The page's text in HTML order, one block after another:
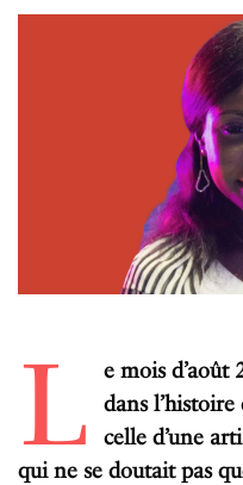
L
e mois
dans
celle d’une
qui ne se doutait pas